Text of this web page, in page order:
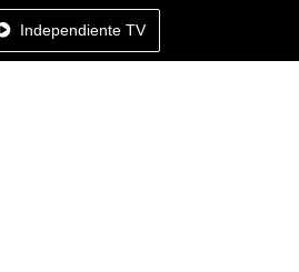
Independiente TV